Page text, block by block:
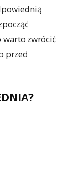
warto zwrócić
przed